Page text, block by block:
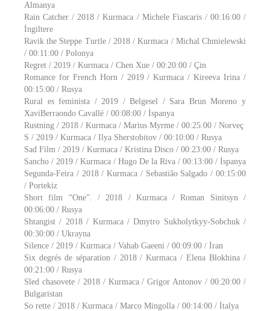
Almanya
Rain Catcher / 2018 / Kurmaca / Michele Fiascaris / 00:16:00 /
İngiltere
Ravik the Steppe Turtle / 2018 / Kurmaca / Michal Chmielewski
/ 00:11:00 / Polonya
Regret / 2019 / Kurmaca / Chen Xue / 00:20:00 / Çin
Romance for French Horn / 2019 / Kurmaca / Kireeva Irina /
00:15:00 / Rusya
Rural es feminista / 2019 / Belgesel / Sara Brun Moreno y
XaviBerraondo Cavallé / 00:08:00 / İspanya
Rustning / 2018 / Kurmaca / Marius Myrme / 00:25:00 / Norveç
S / 2019 / Kurmaca / Ilya Sherstobitov / 00:10:00 / Rusya
Sad Film / 2019 / Kurmaca / Kristina Disco / 00:23:00 / Rusya
Sancho / 2019 / Kurmaca / Hugo De la Riva / 00:13:00 / İspanya
Segunda-Feira / 2018 / Kurmaca / Sebastião Salgado / 00:15:00
/ Portekiz
Short film “One”. / 2018 / Kurmaca / Roman Sinitsyn /
00:06:00 / Rusya
Shtangist / 2018 / Kurmaca / Dmytro Sukholytkyy-Sobchuk /
00:30:00 / Ukrayna
Silence / 2019 / Kurmaca / Vahab Gaeeni / 00:09:00 / İran
Six degrés de séparation / 2018 / Kurmaca / Elena Blokhina /
00:21:00 / Rusya
Sled chasovete / 2018 / Kurmaca / Grigor Antonov / 00:20:00 /
Bulgaristan
So rette / 2018 / Kurmaca / Marco Mingolla / 00:14:00 / İtalya